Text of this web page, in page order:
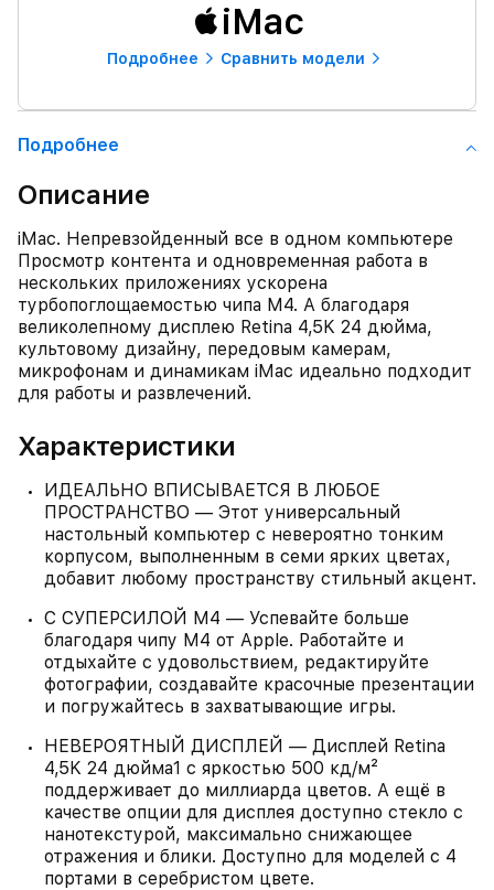
iMac
Подробнее Сравнить модели
Подробнее
Описание
iMac. Непревзойденный все в одном компьютере
Просмотр контента и одновременная работа в
нескольких приложениях ускорена
турбопоглощаемостью чипа М4. А благодаря
великолепному дисплею Retina 4,5K 24 дюйма,
культовому дизайну, передовым камерам,
микрофонам и динамикам iMac идеально подходит
для работы и развлечений.
Характеристики
ИДЕАЛЬНО ВПИСЫВАЕТСЯ В ЛЮБОЕ
ПРОСТРАНСТВО — Этот универсальный
настольный компьютер с невероятно тонким
корпусом, выполненным в семи ярких цветах,
добавит любому пространству стильный акцент.
С СУПЕРСИЛОЙ M4 — Успевайте больше
благодаря чипу M4 от Apple. Работайте и
отдыхайте с удовольствием, редактируйте
фотографии, создавайте красочные презентации
и погружайтесь в захватывающие игры.
НЕВЕРОЯТНЫЙ ДИСПЛЕЙ — Дисплей Retina
4,5K 24 дюйма1 c яркостью 500 кд/м²
поддерживает до миллиарда цветов. А ещё в
качестве опции для дисплея доступно стекло с
нанотекстурой, максимально снижающее
отражения и блики. Доступно для моделей с 4
портами в серебристом цвете.